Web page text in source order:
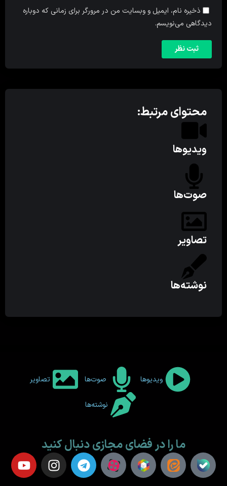
ذخیره نام، ایمیل و وبسایت من در مرورگر برای زمانی که دوباره
دیدگاهی می‌نویسم.
محتوای مرتبط:
ویدیوها
صوت‌ها
تصاویر
نوشته‌ها
ویدیوها صوت‌ها تصاویر
نوشته‌ها
ما را در فضای مجازی دنبال کنید